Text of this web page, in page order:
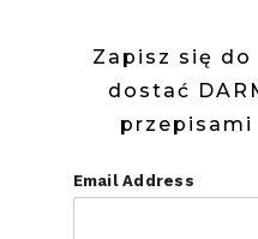
Zapisz się
dostać
przepisami
Email Address